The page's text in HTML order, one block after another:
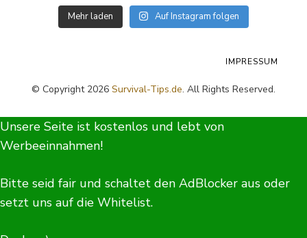
Mehr laden Auf Instagram folgen
© Copyright 2026 Survival-Tips.de. All Rights Reserved.
IMPRESSUM
Unsere Seite ist kostenlos und lebt von
Werbeeinnahmen!
Bitte seid fair und schaltet den AdBlocker aus oder
setzt uns auf die Whitelist.